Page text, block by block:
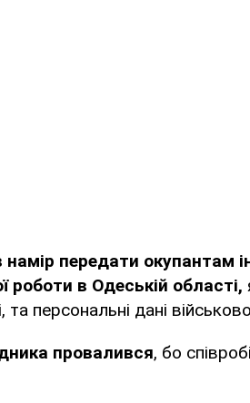
намір передати окупантам
роботи в Одеській області,
та персональні дані
провалився, бо